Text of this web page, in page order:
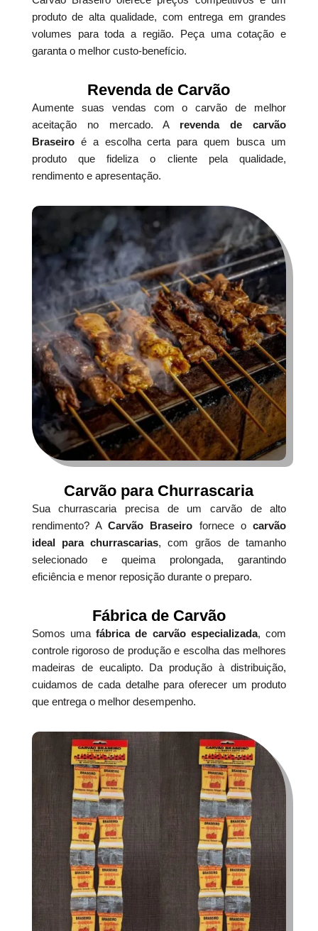
produto de alta qualidade, com entrega em grandes
volumes para toda a região. Peça uma cotação e
garanta o melhor custo-benefício.
Revenda de Carvão
Aumente suas vendas com o carvão de melhor
aceitação no mercado. A revenda de carvão
Braseiroé a escolha certa para quem busca um
produto que fideliza o cliente pela qualidade,
rendimento e apresentação.
Carvão para Churrascaria
Sua churrascaria precisa de um carvão de alto
rendimento? ACarvão Braseiro fornece ocarvão
ideal para churrascarias, com grãos de tamanho
selecionado e queima prolongada, garantindo
eficiência e menor reposição durante o preparo.
Fábrica de Carvão
Somos umafábrica de carvão especializada, com
controle rigoroso de produção e escolha das melhores
madeiras de eucalipto. Da produção à distribuição,
cuidamos de cada detalhe para oferecer um produto
que entrega o melhor desempenho.